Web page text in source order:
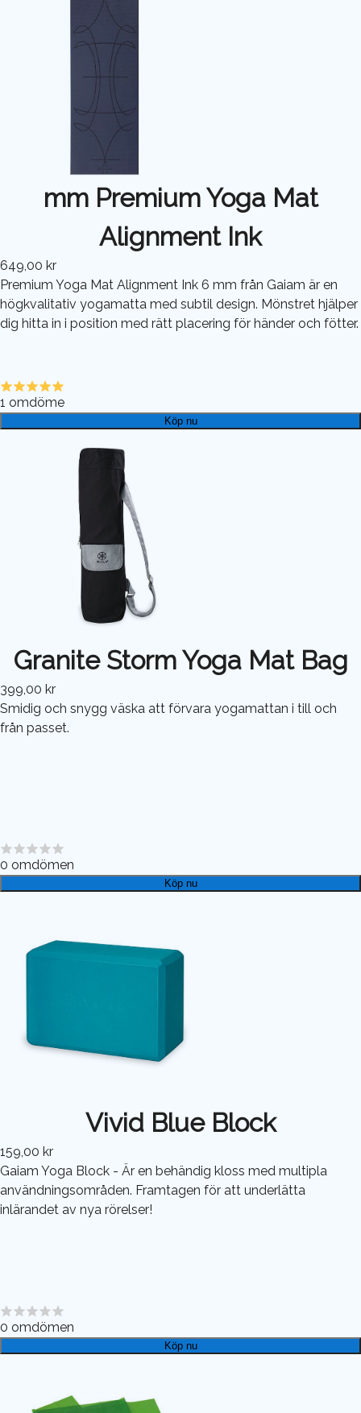
mm Premium Yoga Mat
Alignment Ink
649,00 kr
Premium Yoga Mat Alignment Ink 6 mm från Gaiam är en
högkvalitativ yogamatta med subtil design. Mönstret hjälper
dig hitta in i position med rätt placering för händer och fötter.
1 omdöme
Köp nu
Granite Storm Yoga Mat Bag
399,00 kr
Smidig och snygg väska att förvara yogamattan i till och
från passet.
0 omdömen
Köp nu
Vivid Blue Block
159,00 kr
Gaiam Yoga Block - Är en behändig kloss med multipla
användningsområden. Framtagen för att underlätta
inlärandet av nya rörelser!
0 omdömen
Köp nu